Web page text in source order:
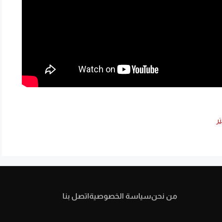
من نحنسياسة الخصوصيةاتصل بنا